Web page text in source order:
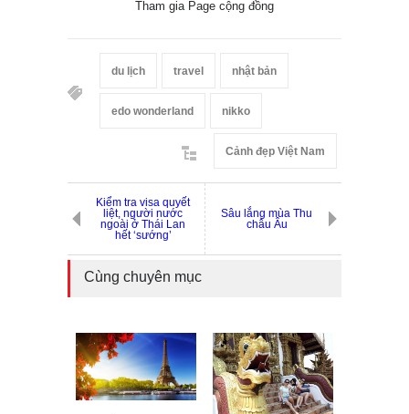
Tham gia Page cộng đồng
du lịch travel nhật bản
edo wonderland nikko
Cảnh đẹp Việt Nam
Kiểm tra visa quyết
liệt, người nước
ngoài ở Thái Lan
hết ‘sướng’
Sâu lắng mùa Thu
châu Âu
Cùng chuyên mục